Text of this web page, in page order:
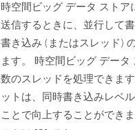
時空間ビッグ データ ストア
送信するときに、並行して
書き込み (またはスレッド)
ます。 時空間ビッグ データ
数のスレッドを処理できま
ットは、同時書き込みレベ
ことで向上することができ